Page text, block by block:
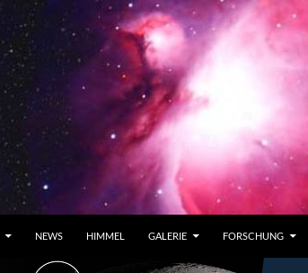
NEWS HIMMEL GALERIE FORSCHUNG